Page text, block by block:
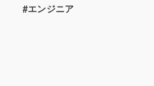
#エンジニア